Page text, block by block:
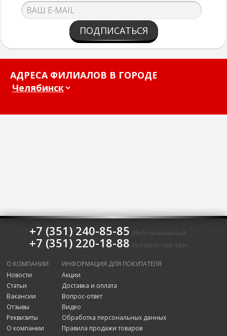
ПОДПИСАТЬСЯ
АДРЕСА ФИЛИАЛОВ В ГОРОДЕ
+7 (351) 240-85-85 Многоканальный
+7 (351) 220-18-88 Интернет-магазин
О КОМПАНИИ
Новости
Статьи
Вакансии
Отзывы
Реквизиты
О компании
ИНФОРМАЦИЯ ДЛЯ ПОКУПАТЕЛЯ
Акции
Доставка и оплата
Вопрос-ответ
Видео
Обработка персональных данных
Правила продажи товаров